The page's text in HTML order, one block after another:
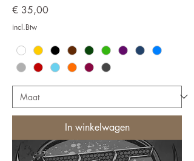
Prijs
€ 35,00
incl.Btw
In winkelwagen